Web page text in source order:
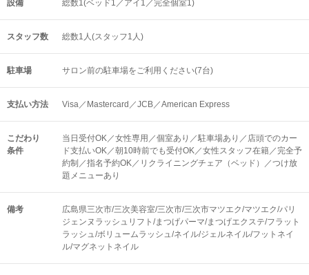
設備 総数1(ベッド1／アイ1／完全個室1)
スタッフ数 総数1人(スタッフ1人)
駐車場 サロン前の駐車場をご利用ください(7台)
支払い方法 Visa／Mastercard／JCB／American Express
こだわり
条件
当日受付OK／女性専用／個室あり／駐車場あり／店頭でのカー
ド支払いOK／朝10時前でも受付OK／女性スタッフ在籍／完全予
約制／指名予約OK／リクライニングチェア（ベッド）／つけ放
題メニューあり
備考
広島県三次市/三次美容室/三次市/三次市マツエク/マツエク/パリ
ジェンヌラッシュリフト/まつげパーマ/まつげエクステ/フラット
ラッシュ/ボリュームラッシュ/ネイル/ジェルネイル/フットネイ
ル/マグネットネイル